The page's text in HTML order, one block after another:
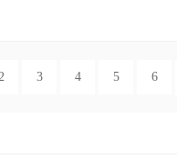
3 4 5 6